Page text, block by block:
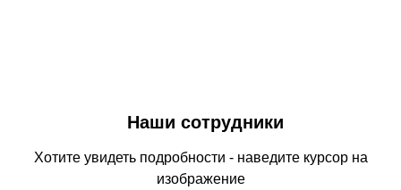
Наши сотрудники
Хотите увидеть подробности - наведите курсор на
изображение